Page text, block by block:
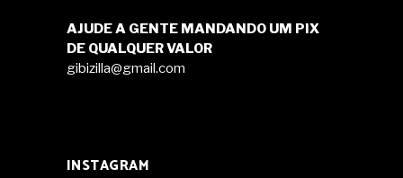
AJUDE A GENTE MANDANDO UM PIX
DE QUALQUER VALOR
gibizilla@gmail.com
INSTAGRAM